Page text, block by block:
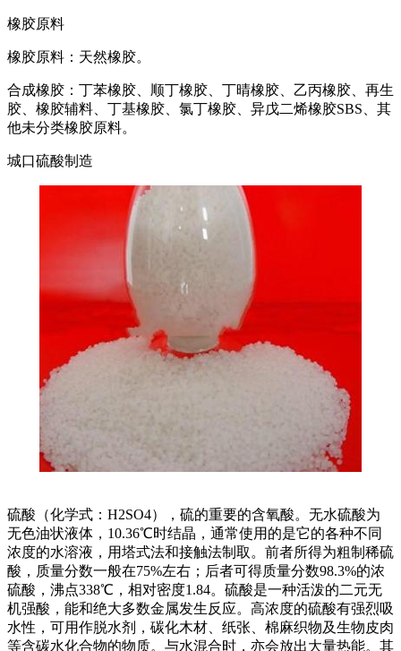
橡胶原料
橡胶原料：天然橡胶。
合成橡胶：丁苯橡胶、顺丁橡胶、丁晴橡胶、乙丙橡胶、再生
胶、橡胶辅料、丁基橡胶、氯丁橡胶、异戊二烯橡胶SBS、其
他未分类橡胶原料。
城口硫酸制造
硫酸（化学式：H2SO4），硫的重要的含氧酸。无水硫酸为
无色油状液体，10.36℃时结晶，通常使用的是它的各种不同
浓度的水溶液，用塔式法和接触法制取。前者所得为粗制稀硫
酸，质量分数一般在75%左右；后者可得质量分数98.3%的浓
硫酸，沸点338℃，相对密度1.84。硫酸是一种活泼的二元无
机强酸，能和绝大多数金属发生反应。高浓度的硫酸有强烈吸
水性，可用作脱水剂，碳化木材、纸张、棉麻织物及生物皮肉
等含碳水化合物的物质。与水混合时，亦会放出大量热能。其